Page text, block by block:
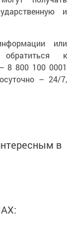
и
или
к
8 800 100 0001
– 24/7,
в